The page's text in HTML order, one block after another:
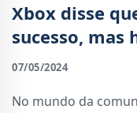
Xbox disse
sucesso, mas
07/05/2024
No mundo da